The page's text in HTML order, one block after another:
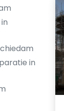
in